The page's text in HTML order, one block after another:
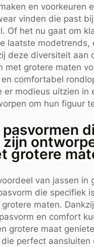
en voorkeuren
vinden die past
Of het nu gaat om
laatste modetrends,
deze diversiteit aan
met grotere maten
comfortabel
er modieus uitzien in
om hun figuur
grotere
van jassen in
die specifiek
maten.
en comfort
grotere maat
perfect aansluiten